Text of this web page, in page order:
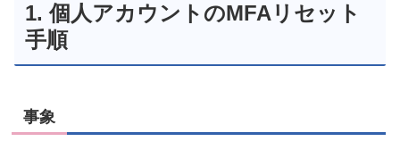
1. 個人アカウントのMFAリセット
手順
事象